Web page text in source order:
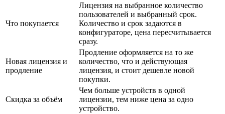
Что покупается
Лицензия на выбранное количество
пользователей и выбранный срок.
Количество и срок задаются в
конфигураторе, цена пересчитывается
сразу.
Новая лицензия и
продление
Продление оформляется на то же
количество, что и действующая
лицензия, и стоит дешевле новой
покупки.
Скидка за объём
Чем больше устройств в одной
лицензии, тем ниже цена за одно
устройство.